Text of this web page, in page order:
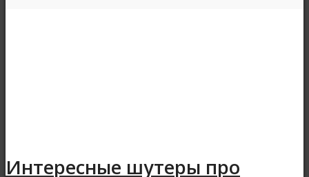
Интересные шутеры про